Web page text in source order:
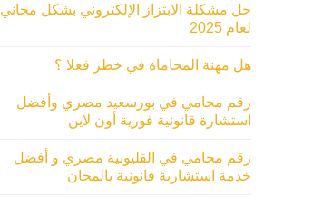
حل مشكلة الابتزاز الإلكتروني بشكل مجاني
لعام 2025
هل مهنة المحاماة في خطر فعلا ؟
رقم محامي في بورسعيد مصري وأفضل
استشارة قانونية فورية أون لاين
رقم محامي في القليوبية مصري و أفضل
خدمة استشارية قانونية بالمجان